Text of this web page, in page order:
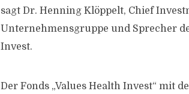
sagt Dr. Henning Klöppelt, Chief
Unternehmensgruppe und Sprecher
Invest.
Der Fonds „Values Health Invest“ mit